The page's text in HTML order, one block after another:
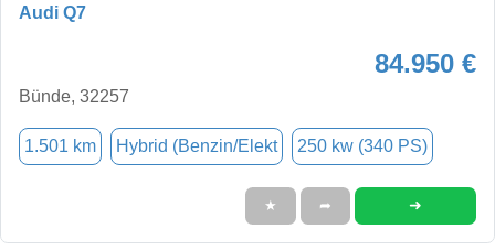
Audi Q7
84.950 €
Bünde, 32257
1.501 km Hybrid (Benzin/Elekt 250 kw (340 PS)
★ ➦ ➜